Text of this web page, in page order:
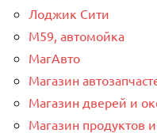
Лоджик Сити
М59, автомойка
МагАвто
Магазин
Магазин дверей и
Магазин продуктов